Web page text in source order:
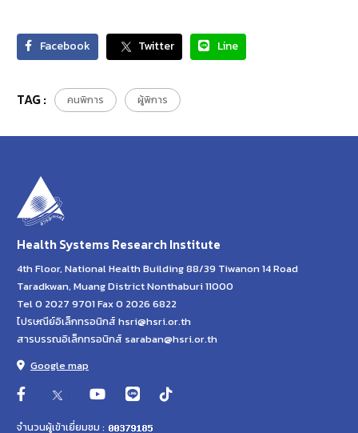
Facebook Twitter Line
TAG : คนพิการ ผู้พิการ
Health Systems Research Institute
4th Floor, National Health Building 88/39 Tiwanon 14 Road
Taradkwan, Muang District Nonthaburi 11000
Tel 0 2027 9701 Fax 0 2026 6822
ไปรษณีย์อิเล็กทรอนิกส์ hsri@hsri.or.th
สารบรรณอิเล็กทรอนิกส์ saraban@hsri.or.th
Google map
จำนวนผู้เข้าเยี่ยมชม :